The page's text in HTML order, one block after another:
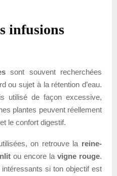
infusions
sont souvent recherchées
ou sujet à la rétention d’eau.
utilisé de façon excessive,
plantes peuvent réellement
le confort digestif.
on retrouve la reine-
ou encore la vigne rouge.
si ton objectif est